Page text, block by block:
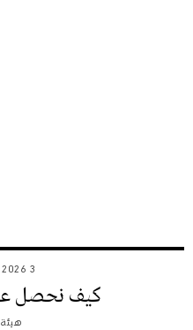
3 AUGUST 2026
كيف نحصل
هيئة